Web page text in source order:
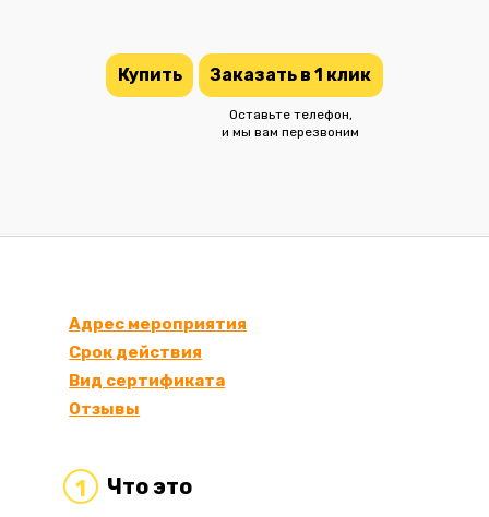
Купить Заказать в 1 клик
Оставьте телефон,
и мы вам перезвоним
Адрес мероприятия
Срок действия
Вид сертификата
Отзывы
1 Что это